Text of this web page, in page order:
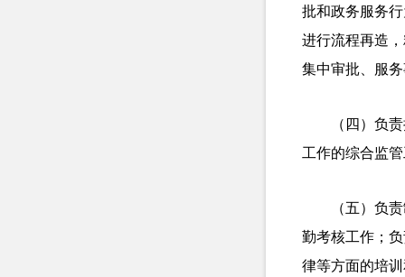
批和政务服务
进行流程再造
集中审批、服
（四）负
工作的综合监
（五）负
勤考核工作；
律等方面的培